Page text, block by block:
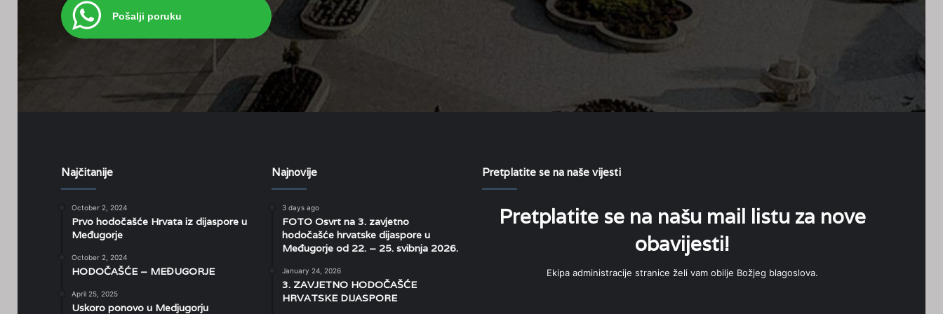
Pošalji poruku
Najčitanije
October 2, 2024
Prvo hodočašće Hrvata iz dijaspore u
Međugorje
October 2, 2024
HODOČAŠĆE – MEĐUGORJE
April 25, 2025
Uskoro ponovo u Medjugorju
Najnovije
3 days ago
FOTO Osvrt na 3. zavjetno
hodočašće hrvatske dijaspore u
Međugorje od 22. – 25. svibnja 2026.
January 24, 2026
3. ZAVJETNO HODOČAŠĆE
HRVATSKE DIJASPORE
Pretplatite se na naše vijesti
Pretplatite se na našu mail listu za nove
obavijesti!
Ekipa administracije stranice želi vam obilje Božjeg blagoslova.